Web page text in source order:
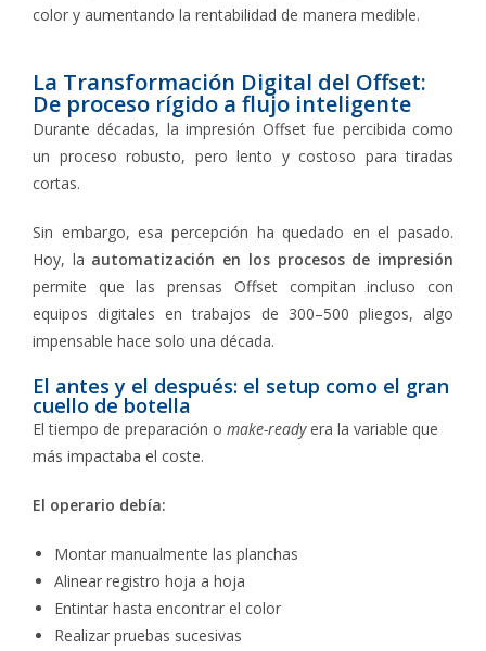
color y aumentando la rentabilidad de manera medible.
La Transformación Digital del Offset:
De proceso rígido a flujo inteligente
Durante décadas, la impresión Offset fue percibida como
un proceso robusto, pero lento y costoso para tiradas
cortas.
Sin embargo, esa percepción ha quedado en el pasado.
Hoy, la automatización en los procesos de impresión
permite que las prensas Offset compitan incluso con
equipos digitales en trabajos de 300–500 pliegos, algo
impensable hace solo una década.
El antes y el después: el setup como el gran
cuello de botella
El tiempo de preparación o make-readyera la variable que
más impactaba el coste.
El operario debía:
Montar manualmente las planchas
Alinear registro hoja a hoja
Entintar hasta encontrar el color
Realizar pruebas sucesivas